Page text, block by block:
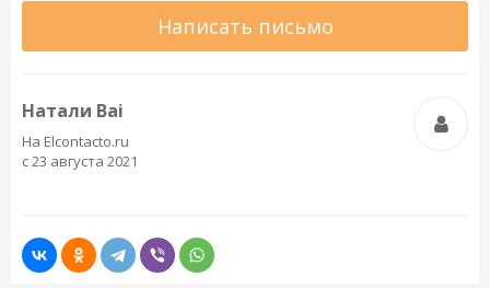
Написать письмо
Натали Bai
На Elcontacto.ru
с 23 августа 2021